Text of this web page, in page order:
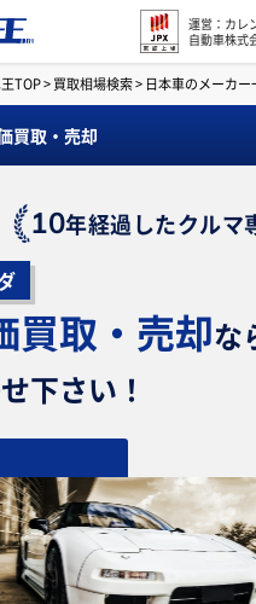
運営：カレ
自動車株式
TOP>買取相場検索> 日本車のメーカー
買取・売却
10年経過したクルマ
買取・売却な
下さい！